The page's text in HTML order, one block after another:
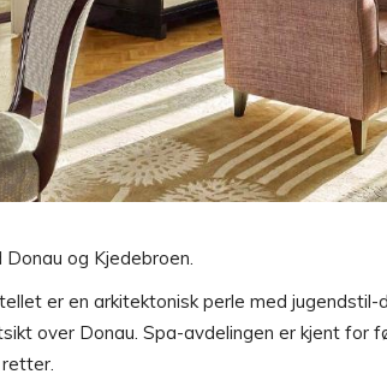
og Kjedebroen.
er en arkitektonisk perle med
over Donau. Spa-avdelingen er kjent for